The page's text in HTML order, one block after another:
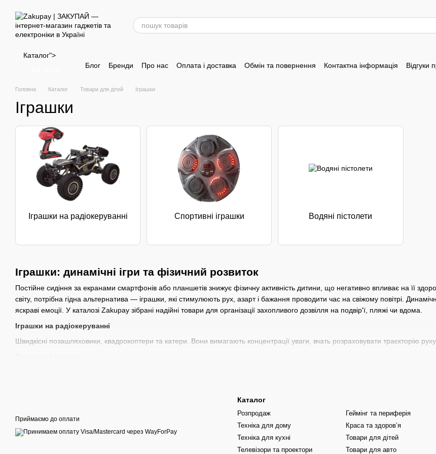
Каталог">
Блог Бренди Про нас Оплата і доставка Обмін та повернення Контактна інформація Відгуки
Головна Каталог Товари для дітей Іграшки
Іграшки
Іграшки: динамічні ігри та фізичний розвиток
Постійне сидіння за екранами смартфонів або планшетів знижує фізичну активність дитини, що негативно впливає на її
світу, потрібна гідна альтернатива — іграшки, які стимулюють рух, азарт і бажання проводити час на свіжому повітрі.
яскраві емоції. У каталозі Zakupay зібрані надійні товари для організації захопливого дозвілля на подвір'ї, пляжі чи вдома.
Іграшки на радіокеруванні
Швидкісні позашляховики, квадрокоптери та катери. Вони вимагають концентрації уваги, вчать розраховувати траєкторію
Потужні помпові та акумуляторні водяні бластери для літніх баталій. Ідеальний вибір для безпечних і веселих розваг у
Переваги активних іграшок:
Фізичний розвиток: гра зі спортивним інвентарем або активна біганина з водяними пістолетами забезпечує необхідне
Міцність конструкцій: товари для вулиці виготовляються з потовщеного ударостійкого ABS-пластику, який витримує
Іграшки на радіокеруванні Спортивні іграшки Водяні пістолети
Приймаємо до оплати
Каталог
Розпродаж
Техніка для дому
Техніка для кухні
Телевізори та проектори
Геймінг та периферія
Краса та здоровʼя
Товари для дітей
Товари для авто